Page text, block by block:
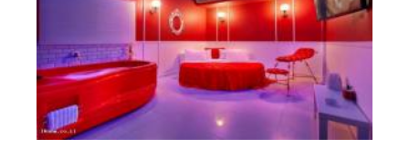
חדרים לפי שעה במצפה הילה
חדרים לפי שעה במשמר הירדן
חדרים לפי שעה במשמר השבעה
חדרים לפי שעה במשמרות